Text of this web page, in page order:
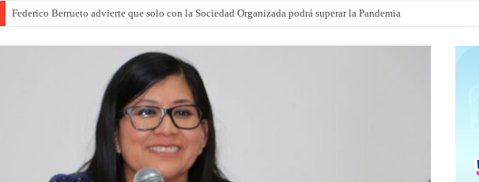
Federico Berrueto advierte que solo con la Sociedad Organizada podrá superar la Pandemia